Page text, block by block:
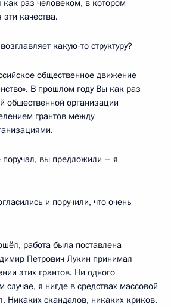
раз человеком, в котором
качества.
какую‑то структуру?
общественное движение
В прошлом году Вы как раз
общественной организации
грантов между
поручал, вы предложили – я
и поручили, что очень
работа была поставлена
Петрович Лукин принимал
этих грантов. Ни одного
случае, я нигде в средствах массовой
Никаких скандалов, никаких криков,